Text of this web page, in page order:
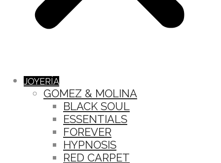
JOYERÍA
GOMEZ & MOLINA
BLACK SOUL
ESSENTIALS
FOREVER
HYPNOSIS
RED CARPET